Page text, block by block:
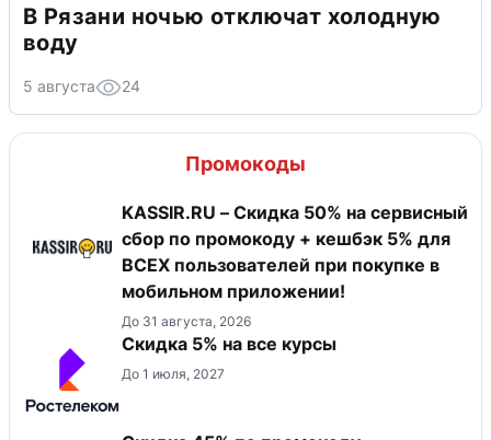
В Рязани ночью отключат холодную
воду
5 августа 24
Промокоды
KASSIR.RU – Скидка 50% на сервисный
сбор по промокоду + кешбэк 5% для
ВСЕХ пользователей при покупке в
мобильном приложении!
До 31 августа, 2026
Скидка 5% на все курсы
До 1 июля, 2027